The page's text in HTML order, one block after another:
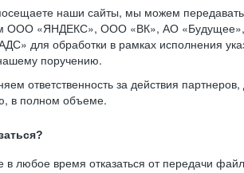
наши сайты, мы можем
ООО «ЯНДЕКС», ООО «ВК», АО
для обработки в рамках исполнения
поручению.
ответственность за действия
в полном объеме.
в любое время отказаться от передачи